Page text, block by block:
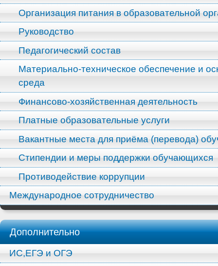
Организация питания в образовательной
Руководство
Педагогический состав
Материально-техническое обеспечение и
среда
Финансово-хозяйственная деятельность
Платные образовательные услуги
Вакантные места для приёма (перевода)
Стипендии и меры поддержки обучающихся
Противодействие коррупции
Международное сотрудничество
Дополнительно
ИС,ЕГЭ и ОГЭ